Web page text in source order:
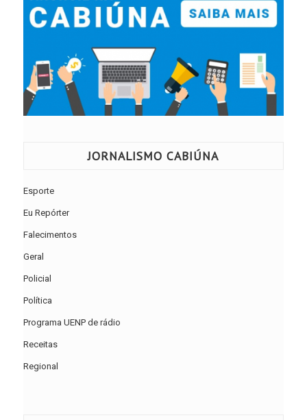
JORNALISMO CABIÚNA
Esporte
Eu Repórter
Falecimentos
Geral
Policial
Política
Programa UENP de rádio
Receitas
Regional